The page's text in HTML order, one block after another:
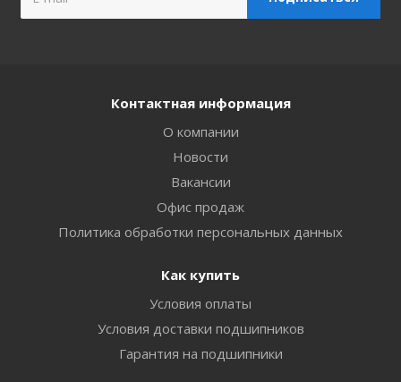
Контактная информация
О компании
Новости
Вакансии
Офис продаж
Политика обработки персональных данных
Как купить
Условия оплаты
Условия доставки подшипников
Гарантия на подшипники